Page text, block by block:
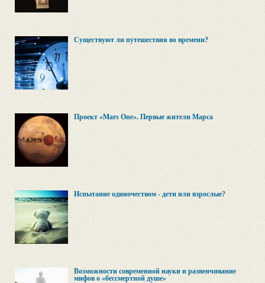
Существуют ли путешествия во времени?
Проект «Mars One». Первые жители Марса
Испытание одиночеством - дети или взрослые?
Возможности современной науки и развенчивание
мифов о «бессмертной душе»